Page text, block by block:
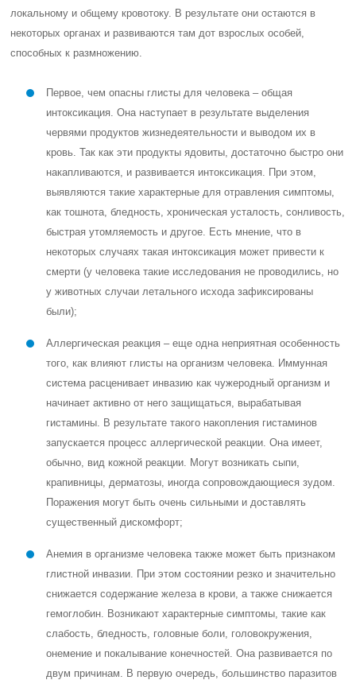
локальному и общему кровотоку. В результате они остаются в
некоторых органах и развиваются там дот взрослых особей,
способных к размножению.
Первое, чем опасны глисты для человека – общая
интоксикация. Она наступает в результате выделения
червями продуктов жизнедеятельности и выводом их в
кровь. Так как эти продукты ядовиты, достаточно быстро они
накапливаются, и развивается интоксикация. При этом,
выявляются такие характерные для отравления симптомы,
как тошнота, бледность, хроническая усталость, сонливость,
быстрая утомляемость и другое. Есть мнение, что в
некоторых случаях такая интоксикация может привести к
смерти (у человека такие исследования не проводились, но
у животных случаи летального исхода зафиксированы
были);
Аллергическая реакция – еще одна неприятная особенность
того, как влияют глисты на организм человека. Иммунная
система расценивает инвазию как чужеродный организм и
начинает активно от него защищаться, вырабатывая
гистамины. В результате такого накопления гистаминов
запускается процесс аллергической реакции. Она имеет,
обычно, вид кожной реакции. Могут возникать сыпи,
крапивницы, дерматозы, иногда сопровождающиеся зудом.
Поражения могут быть очень сильными и доставлять
существенный дискомфорт;
Анемия в организме человека также может быть признаком
глистной инвазии. При этом состоянии резко и значительно
снижается содержание железа в крови, а также снижается
гемоглобин. Возникают характерные симптомы, такие как
слабость, бледность, головные боли, головокружения,
онемение и покалывание конечностей. Она развивается по
двум причинам. В первую очередь, большинство паразитов